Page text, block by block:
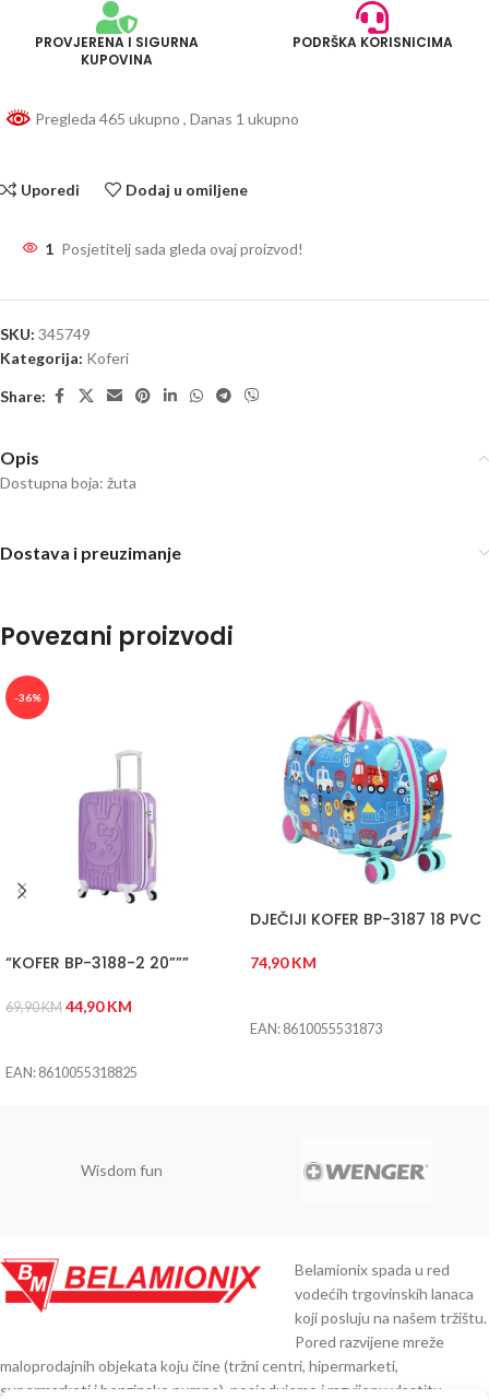
PROVJERENA I SIGURNA
KUPOVINA
PODRŠKA KORISNICIMA
Pregleda 465 ukupno , Danas 1 ukupno
Uporedi Dodaj u omiljene
1 Posjetitelj sada gleda ovaj proizvod!
SKU: 345749
Kategorija: Koferi
Share:
Opis
Dostupna boja: žuta
Dostava i preuzimanje
Povezani proizvodi
-36%
“KOFER BP-3188-2 20”””
69,90KM 44,90KM
EAN: 8610055318825
DJEČIJI KOFER BP-3187 18 PVC
74,90KM
EAN: 8610055531873
Wisdom fun
Belamionix spada u red
vodećih trgovinskih lanaca
koji posluju na našem tržištu.
Pored razvijene mreže
maloprodajnih objekata koju čine (tržni centri, hipermarketi,
supermarketi i benzinske pumpe), posjedujemo i razvijenu vlastitu